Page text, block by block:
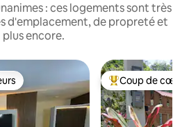
: ces logements sont très
d'emplacement, de propreté et
plus encore.
Coups de cœur
Coup de cœur